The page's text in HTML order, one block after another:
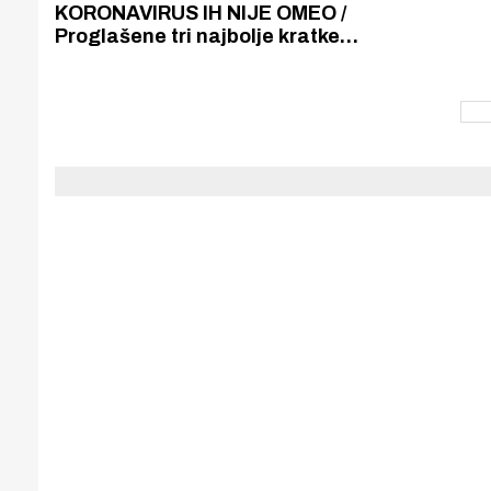
KORONAVIRUS IH NIJE OMEO /
Proglašene tri najbolje kratke